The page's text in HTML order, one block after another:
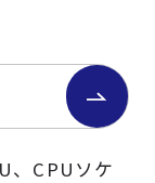
、CPUソケ